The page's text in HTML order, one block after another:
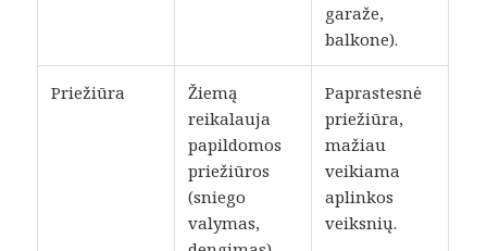
garaže,
balkone).
Priežiūra
Žiemą
reikalauja
papildomos
priežiūros
(sniego
valymas,
Paprastesnė
priežiūra,
mažiau
veikiama
aplinkos
veiksnių.